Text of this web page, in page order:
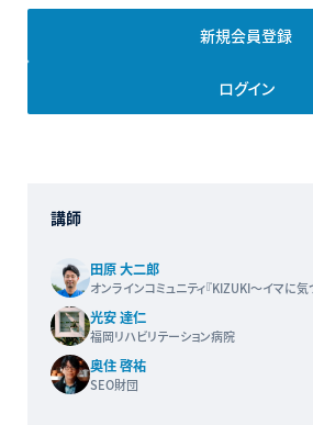
新規会員登録
ログイン
講師
田原 大二郎
オンラインコミュニティ『KIZUKI〜イマに気
光安 達仁
福岡リハビリテーション病院
奥住 啓祐
SEO財団